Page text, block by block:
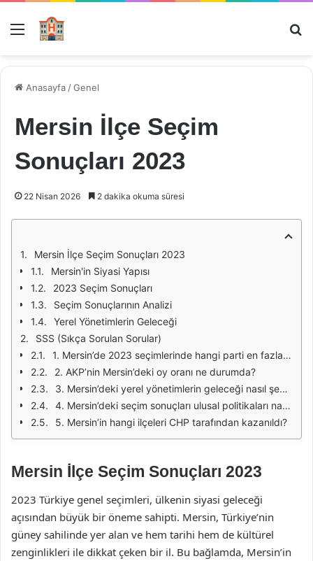
Menü
Anasayfa /Genel
Mersin İlçe Seçim
Sonuçları 2023
22 Nisan 2026 2 dakika okuma süresi
Mersin İlçe Seçim Sonuçları 2023
Mersin'in Siyasi Yapısı
2023 Seçim Sonuçları
Seçim Sonuçlarının Analizi
Yerel Yönetimlerin Geleceği
SSS (Sıkça Sorulan Sorular)
1. Mersin’de 2023 seçimlerinde hangi parti en fazla oy aldı?
2. AKP’nin Mersin’deki oy oranı ne durumda?
3. Mersin’deki yerel yönetimlerin geleceği nasıl şekillenecek?
4. Mersin’deki seçim sonuçları ulusal politikaları nasıl etkiler?
5. Mersin’in hangi ilçeleri CHP tarafından kazanıldı?
Mersin İlçe Seçim Sonuçları 2023
2023 Türkiye genel seçimleri, ülkenin siyasi geleceği
açısından büyük bir öneme sahipti. Mersin, Türkiye’nin
güney sahilinde yer alan ve hem tarihi hem de kültürel
zenginlikleri ile dikkat çeken bir il. Bu bağlamda, Mersin’in